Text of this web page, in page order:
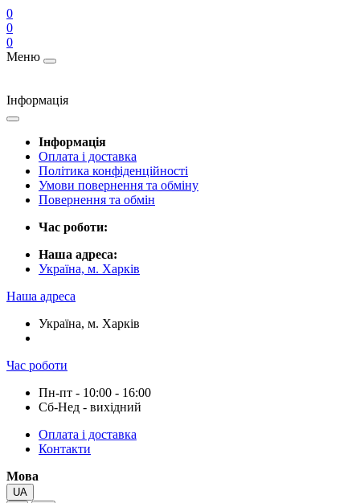
0
0
0
Меню
Інформація
Інформація
Оплата і доставка
Політика конфіденційності
Умови повернення та обміну
Повернення та обмін
Час роботи:
Наша адреса:
Україна, м. Харків
Наша адреса
Україна, м. Харків
Час роботи
Пн-пт - 10:00 - 16:00
Сб-Нед - вихідний
Оплата і доставка
Контакти
Мова
UA